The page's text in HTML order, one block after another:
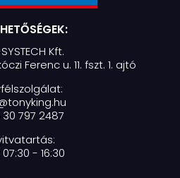
Kft.
Ferenc u. 11. fszt. 1. ajtó
797 2487
07:30 - 16:30